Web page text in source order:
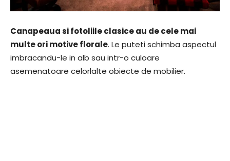
Canapeaua si fotoliile clasice au de cele mai
multe ori motive florale. Le puteti schimba aspectul
imbracandu-le in alb sau intr-o culoare
asemenatoare celorlalte obiecte de mobilier.